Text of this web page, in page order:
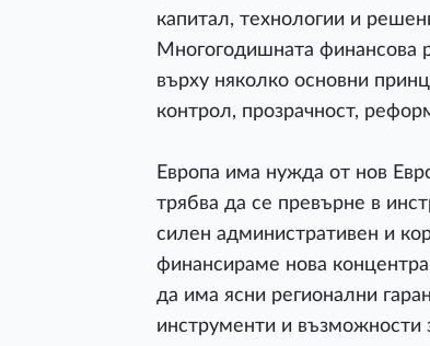
капитал, технологии и
Многогодишната финансова
върху няколко основни
контрол, прозрачност,
Европа има нужда от нов
трябва да се превърне в
силен административен и
финансираме нова
да има ясни регионални
инструменти и възможности